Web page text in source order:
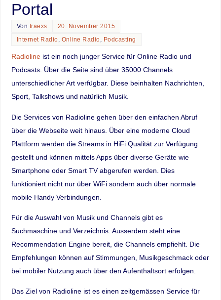
Portal
Von traexs
20. November 2015
Internet Radio, Online Radio, Podcasting
Radiolineist ein noch junger Service für Online Radio und
Podcasts. Über die Seite sind über 35000 Channels
unterschiedlicher Art verfügbar. Diese beinhalten Nachrichten,
Sport, Talkshows und natürlich Musik.
Die Services von Radioline gehen über den einfachen Abruf
über die Webseite weit hinaus. Über eine moderne Cloud
Plattform werden die Streams in HiFi Qualität zur Verfügung
gestellt und können mittels Apps über diverse Geräte wie
Smartphone oder Smart TV abgerufen werden. Dies
funktioniert nicht nur über WiFi sondern auch über normale
mobile Handy Verbindungen.
Für die Auswahl von Musik und Channels gibt es
Suchmaschine und Verzeichnis. Ausserdem steht eine
Recommendation Engine bereit, die Channels empfiehlt. Die
Empfehlungen können auf Stimmungen, Musikgeschmack oder
bei mobiler Nutzung auch über den Aufenthaltsort erfolgen.
Das Ziel von Radioline ist es einen zeitgemässen Service für